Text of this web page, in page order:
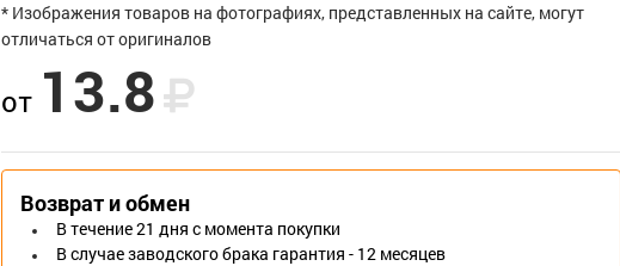
* Изображения товаров на фотографиях, представленных на сайте, могут
отличаться от оригиналов
от 13.8
Возврат и обмен
В течение 21 дня с момента покупки
В случае заводского брака гарантия - 12 месяцев